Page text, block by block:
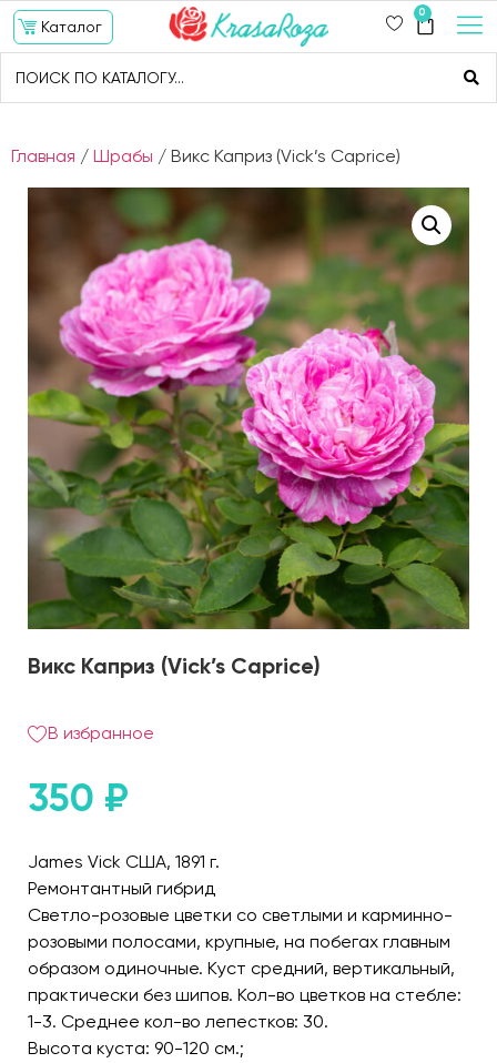
Каталог
0
Главная / Шрабы / Викс Каприз (Vick’s Caprice)
Викс Каприз (Vick’s Caprice)
В избранное
350 ₽
James Vick США, 1891 г.
Ремонтантный гибрид
Светло-розовые цветки со светлыми и карминно-
розовыми полосами, крупные, на побегах главным
образом одиночные. Куст средний, вертикальный,
практически без шипов. Кол-во цветков на стебле:
1-3. Среднее кол-во лепестков: 30.
Высота куста: 90-120 см.;